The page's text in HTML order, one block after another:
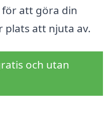
att göra din
plats att njuta av.
och utan